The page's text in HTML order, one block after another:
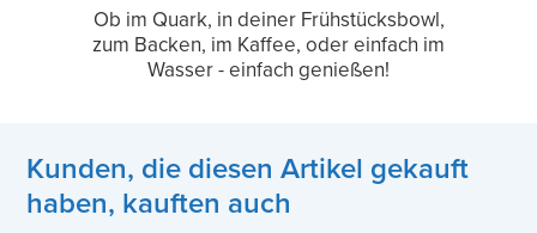
Ob im Quark, in deiner Frühstücksbowl,
zum Backen, im Kaffee, oder einfach im
Wasser - einfach genießen!
Kunden, die diesen Artikel gekauft
haben, kauften auch